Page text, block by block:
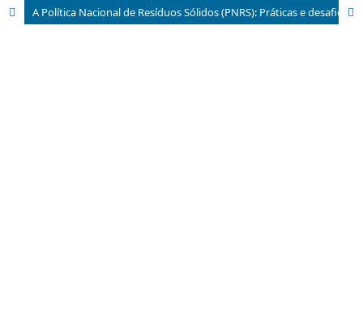
A Política Nacional de Resíduos Sólidos (PNRS): Práticas e desafios para a gestão do meio ambiente